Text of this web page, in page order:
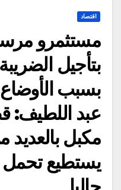
اقتصاد
مستثمرو
بتأجيل
بسبب
عبد اللطيف:
مكبل بالعديد
يستطيع تحمل